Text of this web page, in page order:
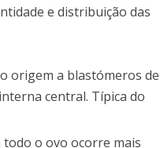
e distribuição das
origem a blastómeros de
central. Típica do
o ovo ocorre mais